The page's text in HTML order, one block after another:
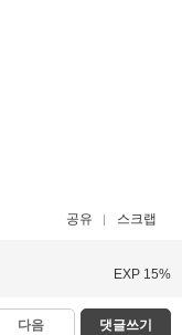
공유 스크랩
EXP 15%
다음 댓글쓰기